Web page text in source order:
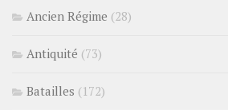
Ancien Régime (28)
Antiquité (73)
Batailles (172)